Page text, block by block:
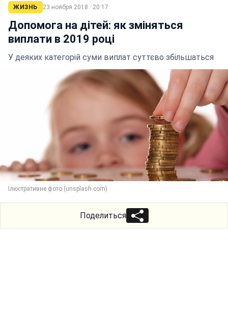
ЖИЗНЬ 23 ноября 2018 · 20:17
Допомога на дітей: як зміняться
виплати в 2019 році
У деяких категорій суми виплат суттєво збільшаться
Ілюстративне фото (unsplash.com)
Поделиться